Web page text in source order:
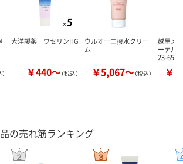
大洋製薬 ワセリンHG
￥440～（税込）
ウルオーニ撥水クリー
ム
￥5,067～（税込）
越屋メ
ーテル
23-6551
￥
の売れ筋ランキング